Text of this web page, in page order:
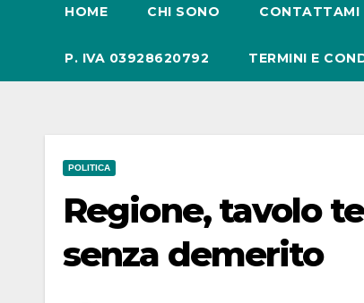
HOME CHI SONO CONTATTAMI
P. IVA 03928620792 TERMINI E
POLITICA
Regione, tavolo
senza demerito